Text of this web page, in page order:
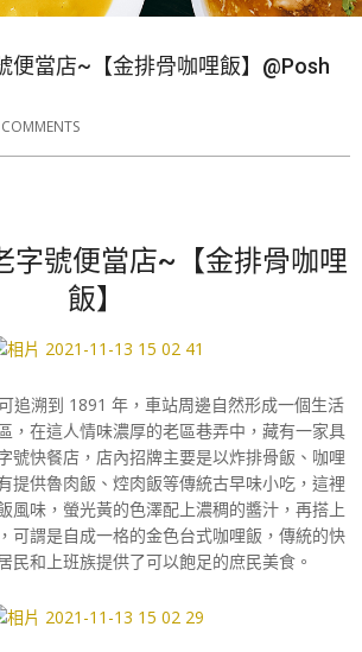
便當店~【金排骨咖哩飯】@Posh
字號便當店~【金排骨咖哩
飯】
追溯到 1891 年，車站周邊自然形成一個生活
，在這人情味濃厚的老區巷弄中，藏有一家具
號快餐店，店內招牌主要是以炸排骨飯、咖哩
提供魯肉飯、焢肉飯等傳統古早味小吃，這裡
風味，螢光黃的色澤配上濃稠的醬汁，再搭上
可謂是自成一格的金色台式咖哩飯，傳統的快
民和上班族提供了可以飽足的庶民美食。